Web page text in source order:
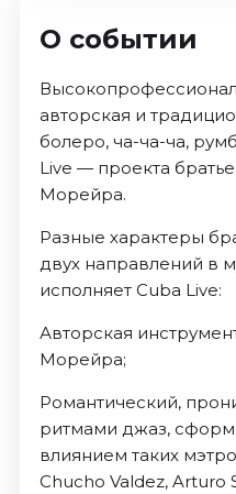
Площадки
О событии
авторская и
болеро, ча-ча-ча,
Live — проекта
Морейра.
Разные характеры
двух направлений в
исполняет Cuba Live:
Авторская
Морейра;
Романтический,
ритмами джаз,
влиянием таких
Chucho Valdez, Arturo